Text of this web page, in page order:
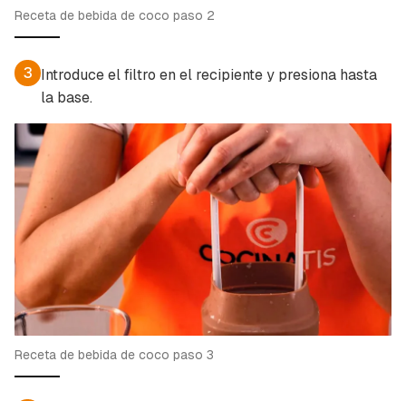
Guardar como favorito
Para poder guardar como favorito, primero has
de iniciar sesión con tu cuenta de Cocinatis.
INICIAR SESIÓN CANCELAR
Receta de bebida de coco paso 2
3 Introduce el filtro en el recipiente y presiona hasta
la base.
Receta de bebida de coco paso 3
Contenido enviado
Gracias por suscribirte a nuestro boletín.
ACEPTAR